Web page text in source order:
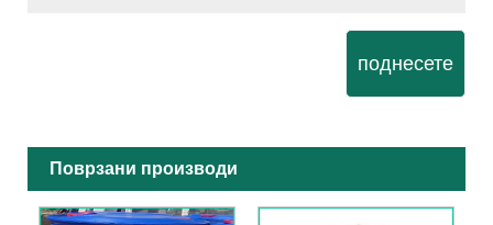
поднесете
Поврзани производи